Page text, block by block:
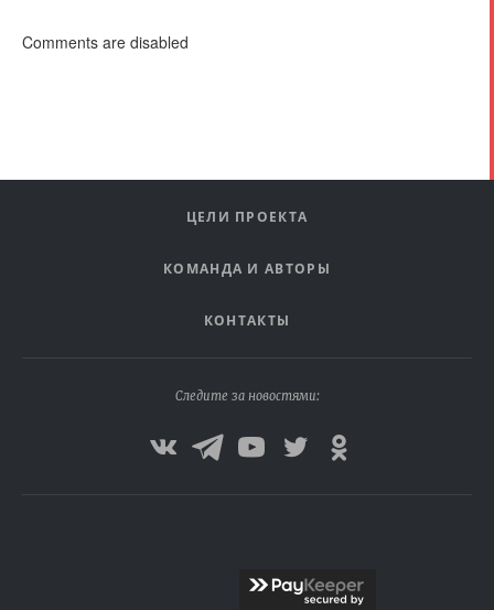
Comments are disabled
ЦЕЛИ ПРОЕКТА
КОМАНДА И АВТОРЫ
КОНТАКТЫ
Следите за новостями: